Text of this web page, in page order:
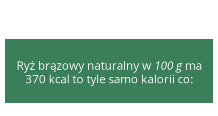
Ryż brązowy naturalny w 100 gma
370 kcal to tyle samo kalorii co: